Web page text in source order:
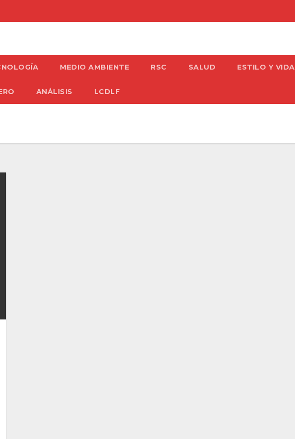
MEDIO AMBIENTE RSC SALUD ESTILO Y VIDA
ANÁLISIS LCDLF